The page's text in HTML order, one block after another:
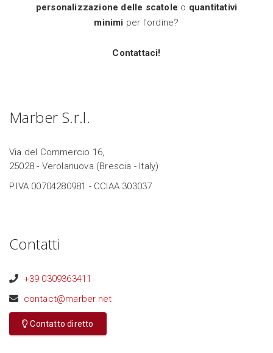
personalizzazione delle scatole o quantitativi
minimi per l'ordine?
Contattaci!
Marber S.r.l.
Via del Commercio 16,
25028 - Verolanuova (Brescia - Italy)
P.IVA 00704280981 - CCIAA 303037
Contatti
+39 0309363411
contact@marber.net
Contatto diretto